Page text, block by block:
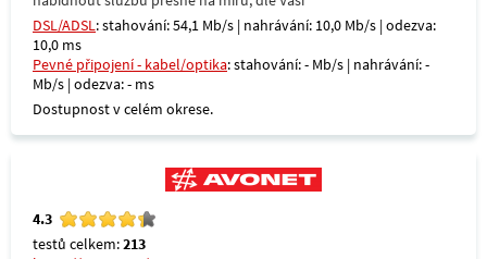
DSL/ADSL: stahování: 54,1 Mb/s | nahrávání: 10,0 Mb/s | odezva:
10,0 ms
Pevné připojení - kabel/optika: stahování: - Mb/s | nahrávání: -
Mb/s | odezva: - ms
Dostupnost v celém okrese.
4.3
testů celkem:213